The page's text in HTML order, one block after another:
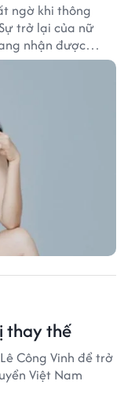
ngờ khi thông
trở lại của nữ
nhận được
thay thế
Công Vinh để trở
Việt Nam